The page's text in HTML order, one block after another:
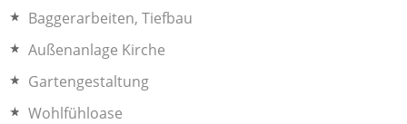
Baggerarbeiten, Tiefbau
Außenanlage Kirche
Gartengestaltung
Wohlfühloase